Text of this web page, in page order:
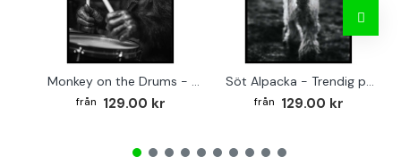
Monkey on the Drums - Trendig poster
129.00 kr
Söt Alpacka - Trendig poster
129.00 kr